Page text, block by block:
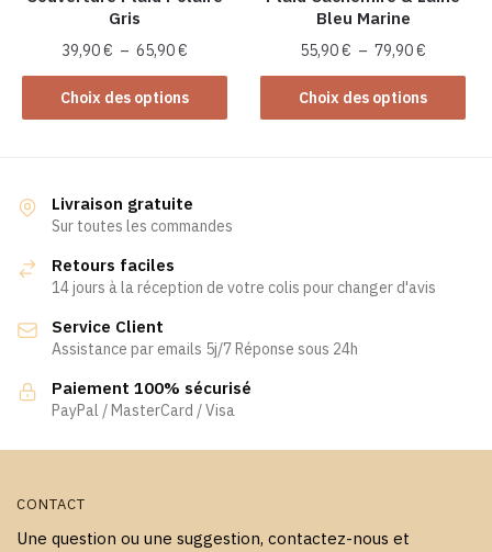
page
du
produit
page
du
produit
Gris
39,90€ – 65,90€
de
prix :
39,90 €
Choix des options
Ce
produit
variations.
Les
peuvent
choisies
sur
la
page
Bleu Marine
55,90€ – 79,90€
de
prix :
55,90 €
Choix des options
Ce
produit
être
Livraison gratuite
Sur toutes les commandes
Retours faciles
14 jours à la réception de votre colis pour changer d'avis
Service Client
Assistance par emails 5j/7 Réponse sous 24h
Paiement 100% sécurisé
PayPal / MasterCard / Visa
CONTACT
Une question ou une suggestion, contactez-nous et